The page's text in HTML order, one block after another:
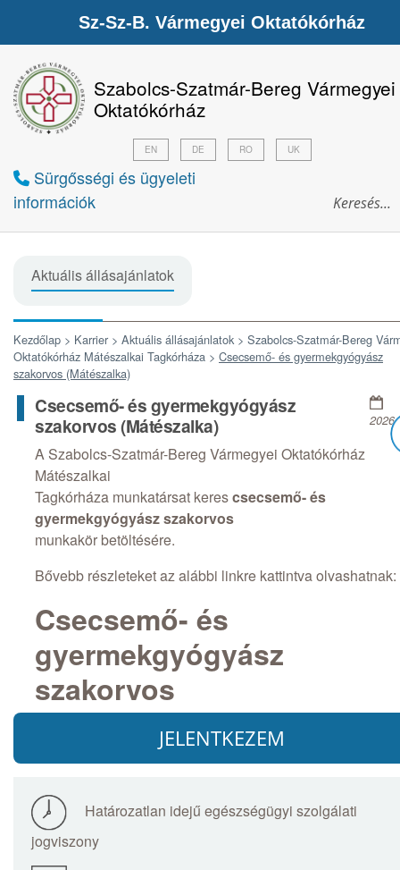
Szabolcs-Szatmár-Bereg Vármegyei
Oktatókórház
Sürgősségi és ügyeleti
információk
EN DE RO UK
Aktuális állásajánlatok
Kezdőlap > Karrier > Aktuális állásajánlatok > Szabolcs-Szatmár-Bereg
Oktatókórház Mátészalkai Tagkórháza > Csecsemő- és gyermekgyógyász
szakorvos (Mátészalka)
Csecsemő- és gyermekgyógyász
szakorvos (Mátészalka)
A Szabolcs-Szatmár-Bereg Vármegyei Oktatókórház
Mátészalkai
Tagkórháza munkatársat kerescsecsemő- és
gyermekgyógyász szakorvos
munkakör betöltésére.
Bővebb részleteket az alábbi linkre kattintva olvashatnak:
Csecsemő- és
gyermekgyógyász
szakorvos
JELENTKEZEM
Határozatlan idejű egészségügyi szolgálati
jogviszony
Sz-Sz-B. Vármegyei Oktatókórház